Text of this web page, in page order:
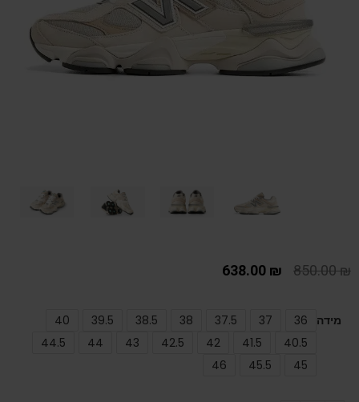
850.00₪
638.00 ₪
מידה 36
37
37.5
38
38.5
39.5
40
40.5
41.5
42
42.5
43
44
44.5
45
45.5
46